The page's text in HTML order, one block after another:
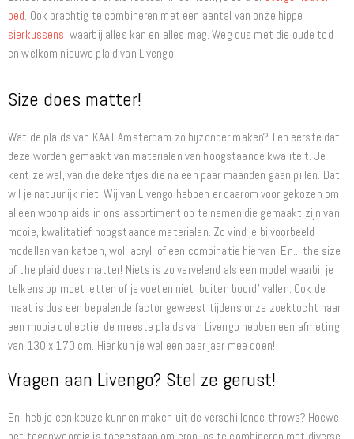
bed. Ook prachtig te combineren met een aantal van onze hippe
sierkussens, waarbij alles kan en alles mag. Weg dus met die oude tod
en welkom nieuwe plaid van Livengo!
Size does matter!
Wat de plaids van KAAT Amsterdam zo bijzonder maken? Ten eerste dat
deze worden gemaakt van materialen van hoogstaande kwaliteit. Je
kent ze wel, van die dekentjes die na een paar maanden gaan pillen. Dat
wil je natuurlijk niet! Wij van Livengo hebben er daarom voor gekozen om
alleen woonplaids in ons assortiment op te nemen die gemaakt zijn van
mooie, kwalitatief hoogstaande materialen. Zo vind je bijvoorbeeld
modellen van katoen, wol, acryl, of een combinatie hiervan. En... the size
of the plaid does matter! Niets is zo vervelend als een model waarbij je
telkens op moet letten of je voeten niet ‘buiten boord’ vallen. Ook de
maat is dus een bepalende factor geweest tijdens onze zoektocht naar
een mooie collectie: de meeste plaids van Livengo hebben een afmeting
van 130 x 170 cm. Hier kun je wel een paar jaar mee doen!
Vragen aan Livengo? Stel ze gerust!
En, heb je een keuze kunnen maken uit de verschillende throws? Hoewel